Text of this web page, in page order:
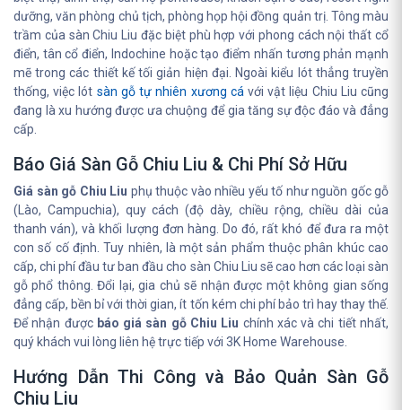
dưỡng, văn phòng chủ tịch, phòng họp hội đồng quản trị. Tông màu
trầm của sàn Chiu Liu đặc biệt phù hợp với phong cách nội thất cổ
điển, tân cổ điển, Indochine hoặc tạo điểm nhấn tương phản mạnh
mẽ trong các thiết kế tối giản hiện đại. Ngoài kiểu lót thẳng truyền
thống, việc lót sàn gỗ tự nhiên xương cá với vật liệu Chiu Liu cũng
đang là xu hướng được ưa chuộng để gia tăng sự độc đáo và đẳng
cấp.
Báo Giá Sàn Gỗ Chiu Liu & Chi Phí Sở Hữu
Giá sàn gỗ Chiu Liu phụ thuộc vào nhiều yếu tố như nguồn gốc gỗ
(Lào, Campuchia), quy cách (độ dày, chiều rộng, chiều dài của
thanh ván), và khối lượng đơn hàng. Do đó, rất khó để đưa ra một
con số cố định. Tuy nhiên, là một sản phẩm thuộc phân khúc cao
cấp, chi phí đầu tư ban đầu cho sàn Chiu Liu sẽ cao hơn các loại sàn
gỗ phổ thông. Đổi lại, gia chủ sẽ nhận được một không gian sống
đẳng cấp, bền bỉ với thời gian, ít tốn kém chi phí bảo trì hay thay thế.
Để nhận được báo giá sàn gỗ Chiu Liu chính xác và chi tiết nhất,
quý khách vui lòng liên hệ trực tiếp với 3K Home Warehouse.
Hướng Dẫn Thi Công và Bảo Quản Sàn Gỗ
Chiu Liu